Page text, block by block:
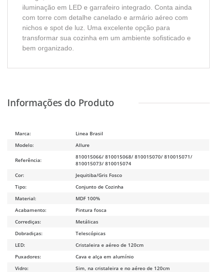
iluminação em LED e garrafeiro integrado. Conta ainda
com torre com detalhe canelado e armário aéreo com
nichos e spot de luz. Uma excelente opção para
transformar sua cozinha em um ambiente sofisticado e
bem organizado.
Marca:
Linea Brasil
Modelo:
Allure
Referência:
810015066/ 810015068/ 810015070/ 810015071/
810015073/ 810015074
Cor:
Jequitiba/Gris Fosco
Tipo:
Conjunto de Cozinha
Material:
MDF 100%
Acabamento:
Pintura fosca
Corrediças:
Metálicas
Dobradiças:
Telescópicas
LED:
Cristaleira e aéreo de 120cm
Puxadores:
Cava e alça em alumínio
Vidro:
Sim, na cristaleira e no aéreo de 120cm